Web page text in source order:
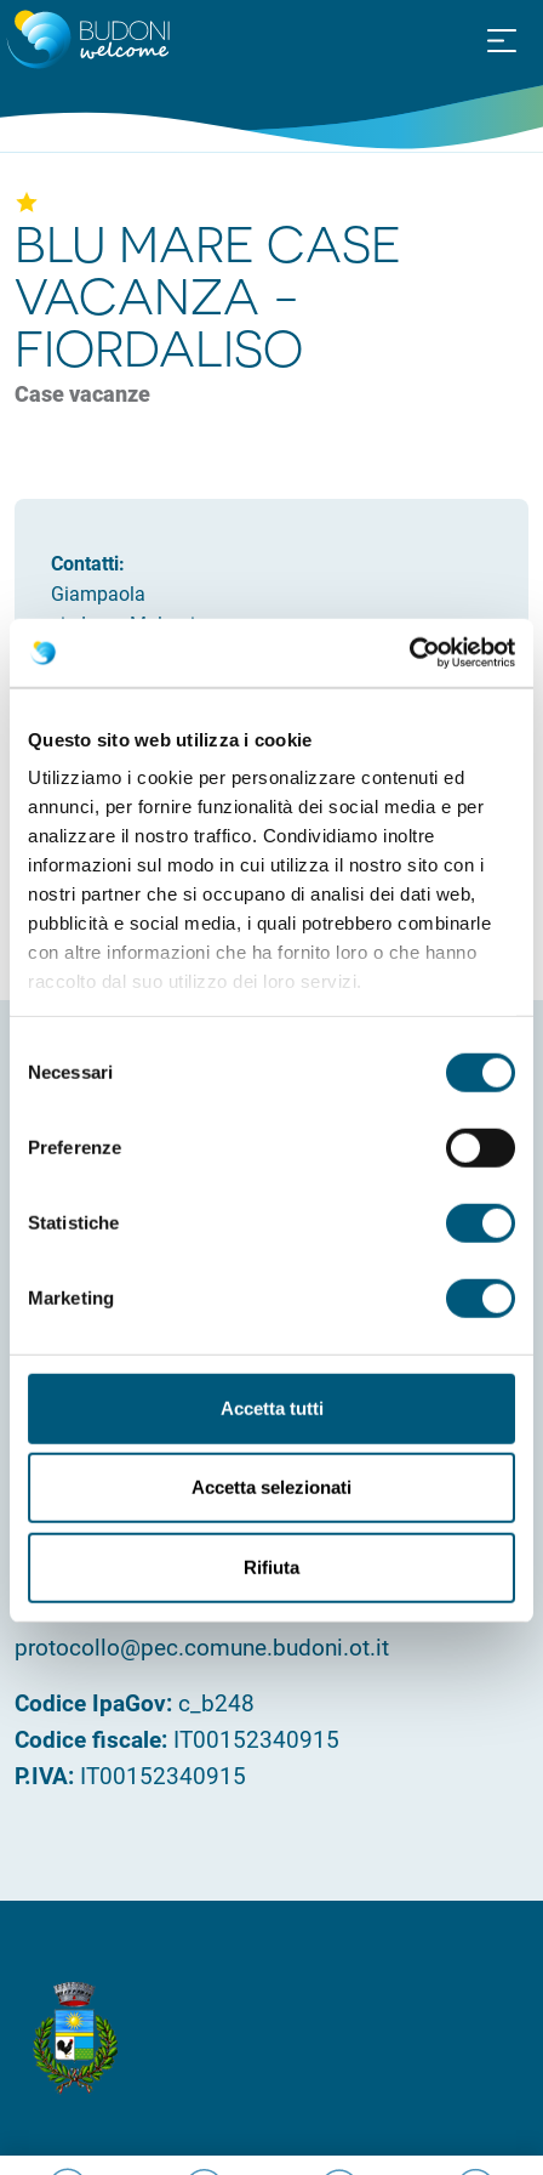
Questo sito web utilizza i cookie
Utilizziamo i cookie per personalizzare contenuti ed
annunci, per fornire funzionalità dei social media e per
analizzare il nostro traffico. Condividiamo inoltre
informazioni sul modo in cui utilizza il nostro sito con i
nostri partner che si occupano di analisi dei dati web,
pubblicità e social media, i quali potrebbero combinarle
con altre informazioni che ha fornito loro o che hanno
raccolto dal suo utilizzo dei loro servizi.
delNecessari
Preferenze
Statistiche
Marketing
Accetta tutti
Accetta selezionati
Rifiuta
Contatti:
Giampaola
via Lago Mulargia
Italia
EmailBLUMAREBUDONI@GMAIL.COM
Come arrivare
Richiedi info
BLU MARE CASE
VACANZA -
FIORDALISO
Case vacanze
Informativa Cookies
Amministrazione trasparente
Richiesta informazioni
Contatti e dove trovarci
Comune di Budoni
Piazza Giubileo, 07051 Budoni (SS)
Pec:
protocollo@pec.comune.budoni.ot.it
Codice IpaGov: c_b248
Codice fiscale: IT00152340915
P.IVA: IT00152340915